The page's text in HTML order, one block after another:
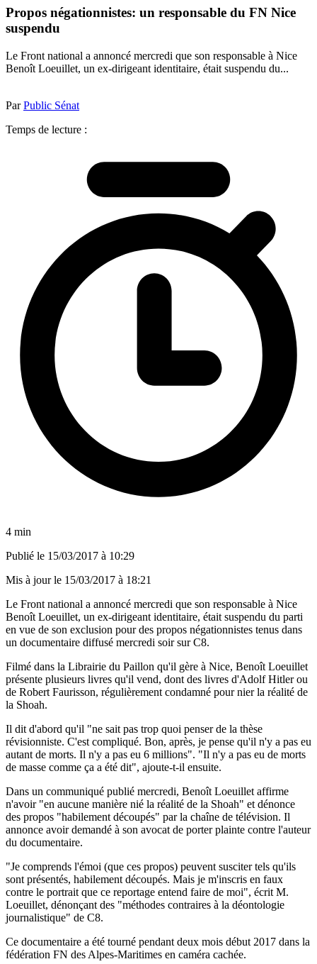
Propos négationnistes: un responsable du FN Nice
suspendu
Le Front national a annoncé mercredi que son responsable à Nice
Benoît Loeuillet, un ex-dirigeant identitaire, était suspendu du...
ParPublic Sénat
Temps de lecture :
4 min
Publié le 15/03/2017 à 10:29
Mis à jour le 15/03/2017 à 18:21
Le Front national a annoncé mercredi que son responsable à Nice
Benoît Loeuillet, un ex-dirigeant identitaire, était suspendu du parti
en vue de son exclusion pour des propos négationnistes tenus dans
un documentaire diffusé mercredi soir sur C8.
Filmé dans la Librairie du Paillon qu'il gère à Nice, Benoît Loeuillet
présente plusieurs livres qu'il vend, dont des livres d'Adolf Hitler ou
de Robert Faurisson, régulièrement condamné pour nier la réalité de
la Shoah.
Il dit d'abord qu'il "ne sait pas trop quoi penser de la thèse
révisionniste. C'est compliqué. Bon, après, je pense qu'il n'y a pas eu
autant de morts. Il n'y a pas eu 6 millions". "Il n'y a pas eu de morts
de masse comme ça a été dit", ajoute-t-il ensuite.
Dans un communiqué publié mercredi, Benoît Loeuillet affirme
n'avoir "en aucune manière nié la réalité de la Shoah" et dénonce
des propos "habilement découpés" par la chaîne de télévision. Il
annonce avoir demandé à son avocat de porter plainte contre l'auteur
du documentaire.
"Je comprends l'émoi (que ces propos) peuvent susciter tels qu'ils
sont présentés, habilement découpés. Mais je m'inscris en faux
contre le portrait que ce reportage entend faire de moi", écrit M.
Loeuillet, dénonçant des "méthodes contraires à la déontologie
journalistique" de C8.
Ce documentaire a été tourné pendant deux mois début 2017 dans la
fédération FN des Alpes-Maritimes en caméra cachée.